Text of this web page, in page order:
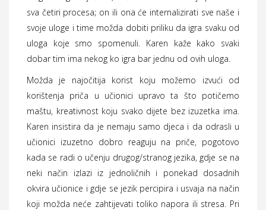
sva četiri procesa; on ili ona će internalizirati sve naše i
svoje uloge i time možda dobiti priliku da igra svaku od
uloga koje smo spomenuli. Karen kaže kako svaki
dobar tim ima nekog ko igra bar jednu od ovih uloga.
Možda je najočitija korist koju možemo izvući od
korištenja priča u učionici upravo ta što potičemo
maštu, kreativnost koju svako dijete bez izuzetka ima.
Karen insistira da je nemaju samo djeca i da odrasli u
učionici izuzetno dobro reaguju na priče, pogotovo
kada se radi o učenju drugog/stranog jezika, gdje se na
neki način izlazi iz jednoličnih i ponekad dosadnih
okvira učionice i gdje se jezik percipira i usvaja na način
koji možda neće zahtijevati toliko napora ili stresa. Pri